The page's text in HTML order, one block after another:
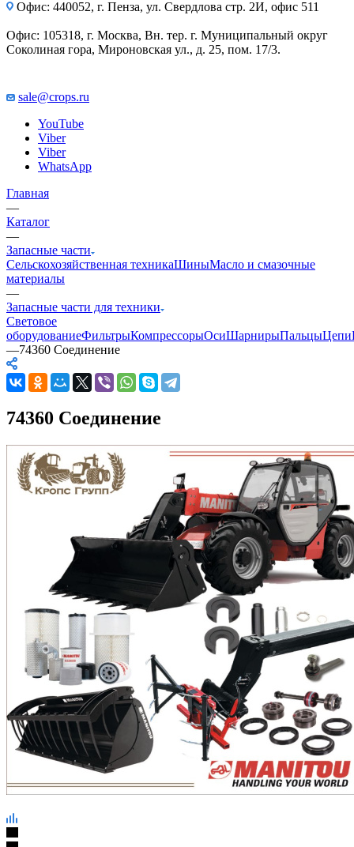
Офис: 440052, г. Пенза, ул. Свердлова стр. 2И, офис 511
Офис: 105318, г. Москва, Вн. тер. г. Муниципальный округ
Соколиная гора, Мироновская ул., д. 25, пом. 17/3.
sale@crops.ru
YouTube
Viber
Viber
WhatsApp
Главная
—
Каталог
—
Запасные части
Сельскохозяйственная техникаШиныМасло и смазочные
материалы
—
Запасные части для техники
Световое
оборудованиеФильтрыКомпрессорыОсиШарнирыПальцыЦепи
—74360 Соединение
74360 Соединение